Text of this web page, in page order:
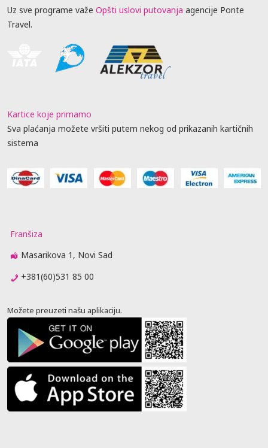
Uz sve programe važe Opšti uslovi putovanja agencije Ponte
Travel.
Kartice koje primamo
Sva plaćanja možete vršiti putem nekog od prikazanih kartičnih
sistema
Franšiza
Masarikova 1, Novi Sad
+381(60)531 85 00
Možete preuzeti našu aplikaciju.